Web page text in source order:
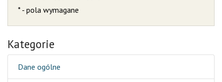
* - pola wymagane
Kategorie
Dane ogólne